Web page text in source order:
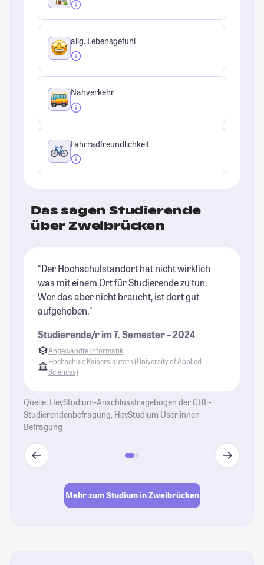
allg. Lebensgefühl
Nahverkehr
Fahrradfreundlichkeit
Das sagen Studierende
über Zweibrücken
"Der Hochschulstandort hat nicht wirklich
was mit einem Ort für Studierende zu tun.
Wer das aber nicht braucht, ist dort gut
aufgehoben."
Studierende/r im 7. Semester – 2024
Angewandte Informatik
Hochschule Kaiserslautern (University of Applied
Sciences)
Quelle: HeyStudium-Anschlussfragebogen der CHE-
Studierendenbefragung, HeyStudium User:innen-
Befragung
Mehr zum Studium in Zweibrücken